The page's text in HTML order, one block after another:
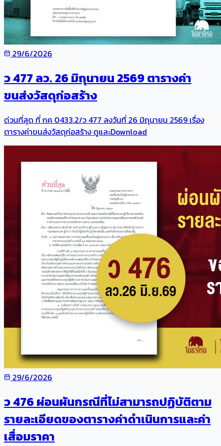
29/6/2026
ว 477 ลว. 26 มิถุนายน 2569 ตารางค่า
ขนส่งวัสดุก่อสร้าง
ด่วนที่สุด ที่ กค 0433.2/ว 477 ลงวันที่ 26 มิถุนายน 2569 เรื่อง
ตารางค่าขนส่งวัสดุก่อสร้าง ดูและDownload
29/6/2026
ว 476 ผ่อนผันกรณีที่ไม่สามารถปฏิบัติตาม
รายละเอียดของตารางค่าดำเนินการและค่า
เสื่อมราคา